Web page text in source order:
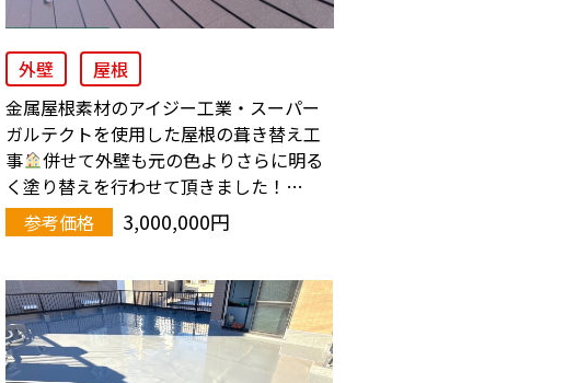
外壁
屋根
金属屋根素材のアイジー工業・スーパー
ガルテクトを使用した屋根の葺き替え工
事
併せて外壁も元の色よりさらに明る
く塗り替えを行わせて頂きました！…
参考価格
3,000,000円